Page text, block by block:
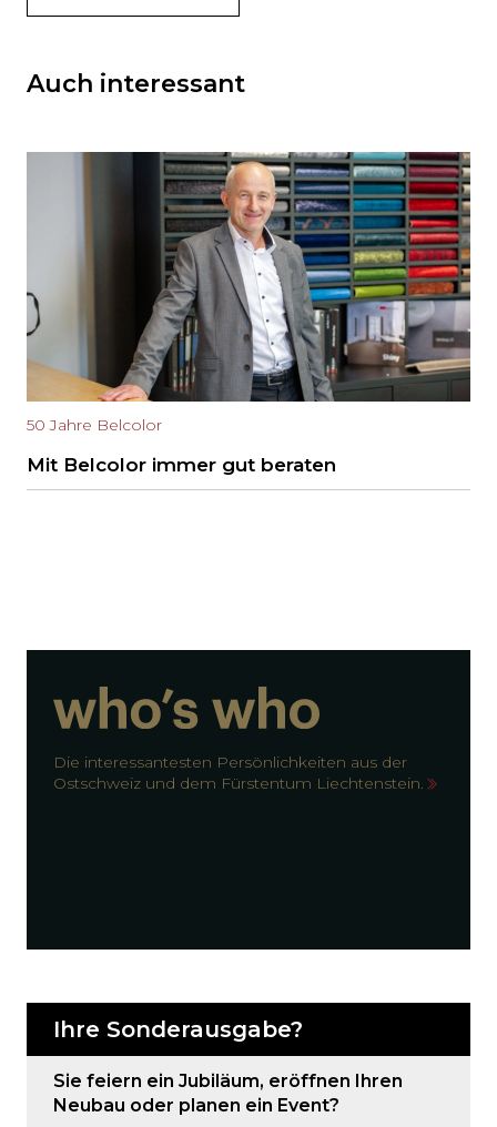
Auch interessant
50 Jahre Belcolor
Mit Belcolor immer gut beraten
Die interessantesten Persönlichkeiten aus der
Ostschweiz und dem Fürstentum Liechtenstein.
Ihre Sonderausgabe?
Sie feiern ein Jubiläum, eröffnen Ihren
Neubau oder planen ein Event?